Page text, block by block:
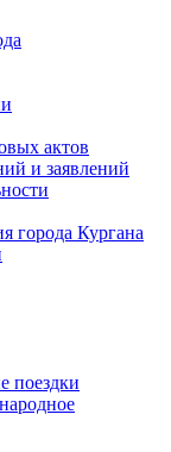
актов
и заявлений
города Кургана
поездки